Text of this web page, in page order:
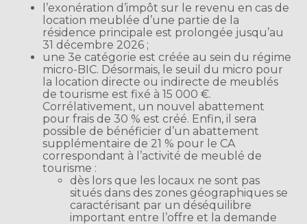
l’exonération d’impôt sur le revenu en cas de
location meublée d’une partie de la
résidence principale est prolongée jusqu’au
31 décembre 2026 ;
une 3e catégorie est créée au sein du régime
micro-BIC. Désormais, le seuil du micro pour
la location directe ou indirecte de meublés
de tourisme est fixé à 15 000 €.
Corrélativement, un nouvel abattement
pour frais de 30 % est créé. Enfin, il sera
possible de bénéficier d’un abattement
supplémentaire de 21 % pour le CA
correspondant à l’activité de meublé de
tourisme :
dès lors que les locaux ne sont pas
situés dans des zones géographiques se
caractérisant par un déséquilibre
important entre l’offre et la demande